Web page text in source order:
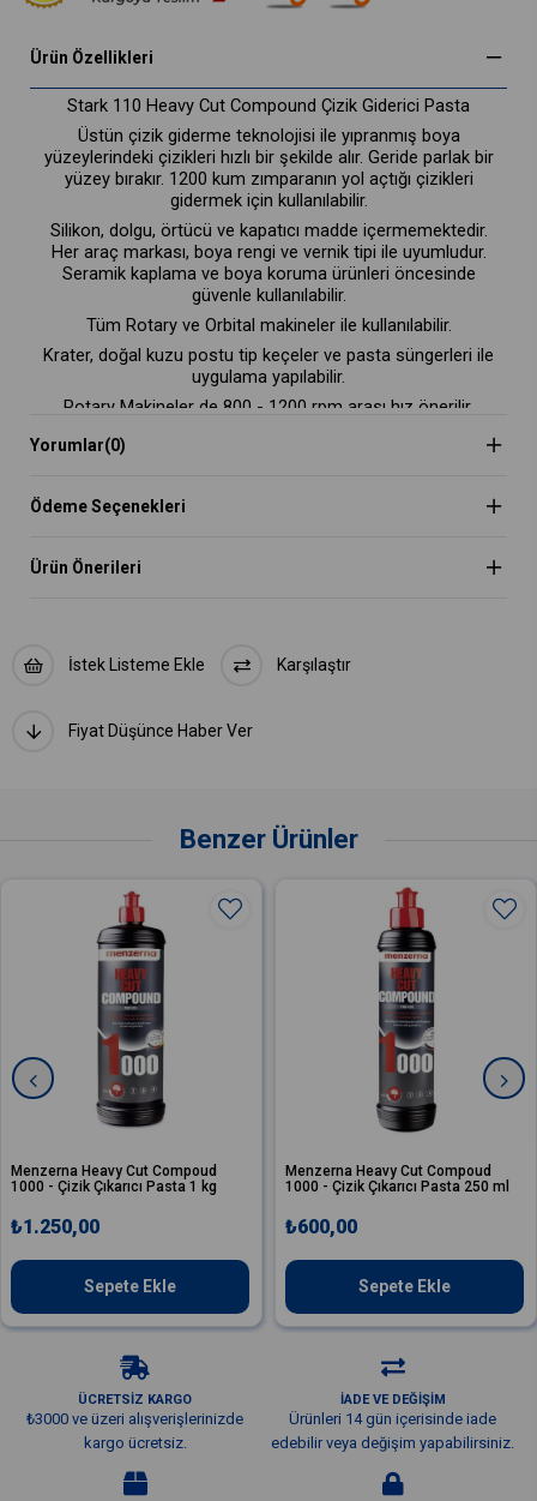
Ürün Özellikleri
Stark 110 Heavy Cut Compound Çizik Giderici Pasta
Üstün çizik giderme teknolojisi ile yıpranmış boya
yüzeylerindeki çizikleri hızlı bir şekilde alır. Geride parlak bir
yüzey bırakır. 1200 kum zımparanın yol açtığı çizikleri
gidermek için kullanılabilir.
Silikon, dolgu, örtücü ve kapatıcı madde içermemektedir.
Her araç markası, boya rengi ve vernik tipi ile uyumludur.
Seramik kaplama ve boya koruma ürünleri öncesinde
güvenle kullanılabilir.
Tüm Rotary ve Orbital makineler ile kullanılabilir.
Krater, doğal kuzu postu tip keçeler ve pasta süngerleri ile
uygulama yapılabilir.
Rotary Makineler de 800 - 1200 rpm arası hız önerilir.
Orbital makinelerde kullanım hızı, üreticisine bağlıdır.
Yorumlar(0)
Ödeme Seçenekleri
Ürün Önerileri
İstek Listeme Ekle Karşılaştır
Fiyat Düşünce Haber Ver
Benzer Ürünler
Heavy Cut Compoud
Çıkarıcı Pasta 1 kg
Sepete Ekle
Menzerna Heavy Cut Compoud
1000 - Çizik Çıkarıcı Pasta 250 ml
₺600,00
Sepete Ekle
400
ÜCRETSİZ KARGO
₺3000 ve üzeri alışverişlerinizde
kargo ücretsiz.
İADE VE DEĞİŞİM
Ürünleri 14 gün içerisinde iade
edebilir veya değişim yapabilirsiniz.